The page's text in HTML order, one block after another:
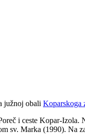
južnoj obali Koparskoga
i ceste Kopar-
sv. Marka (1990). Na